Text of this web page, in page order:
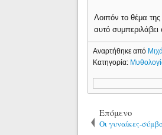
Λοιπόν το θέμα της
αυτό
Αναρτήθηκε από
Κατηγορία:
Επόμενο
Οι γυναίκες-